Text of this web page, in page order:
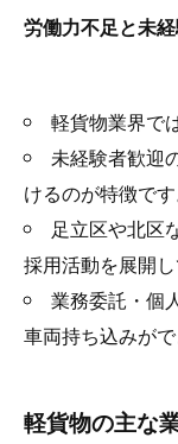
労働力不足と未
軽貨物業界で
未経験者歓迎
けるのが特徴です
足立区や北区
採用活動を展開し
業務委託・個
車両持ち込みが
軽貨物の主な